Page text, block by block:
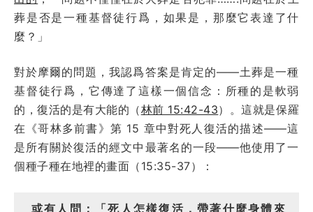
葬是否是一種基督徒行爲，如果是，那麼它表達了什
麼？」
對於摩爾的問題，我認爲答案是肯定的——土葬是一種
基督徒行爲，它傳達了這樣一個信念：所種的是軟弱
的，復活的是有大能的（林前 15:42-43）。這就是保羅
在《哥林多前書》第 15 章中對死人復活的描述——這
是所有關於復活的經文中最著名的一段——他使用了一
個種子種在地裡的畫面（15:35-37）：
或有人問：「死人怎樣復活，帶著什麼身體來